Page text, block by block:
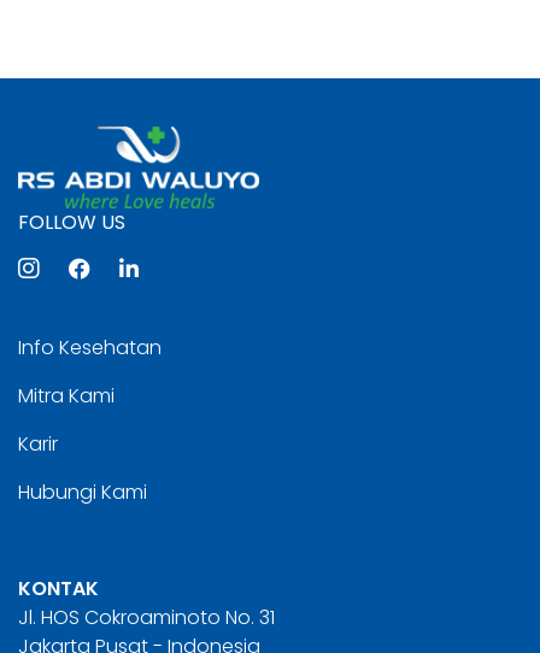
FOLLOW US
Info Kesehatan
Mitra Kami
Karir
Hubungi Kami
KONTAK
Jl. HOS Cokroaminoto No. 31
Jakarta Pusat - Indonesia